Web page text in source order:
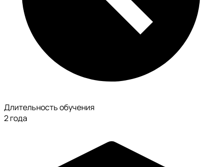
Длительность обучения
2 года